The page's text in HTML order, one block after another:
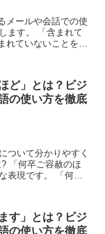
メールや会話での使
ます。 「含まれて
ていないことを言
ど」とは？ビジ
の使い方を徹底
ついて分かりやすく
「何卒ご容赦のほ
表現です。 「何卒
す」とは？ビジ
の使い方を徹底